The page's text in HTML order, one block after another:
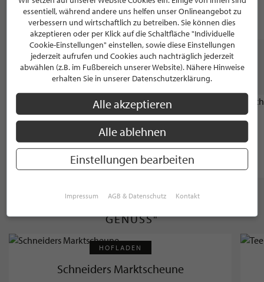
Weingut Adenauer Weingut Nelles
WEITERE STILPUNKTE GANZ IN DER NÄHE
VON "AHR-VINOTHEK - AHRWEINDEPOT"
GOLDSCHMIED
Goldschmiedeatelier Petra Hagenau
Bad Neuenahr, 5.0 / 5.0
GENUSS"
HOFLADEN
Schneiders Marktscheune
essentiell, während andere uns helfen unser Onlineangebot zu
verbessern und wirtschaftlich zu betreiben. Sie können dies
akzeptieren oder per Klick auf die Schaltfläche "Individuelle
Cookie-Einstellungen" einstellen, sowie diese Einstellungen
jederzeit aufrufen und Cookies auch nachträglich jederzeit
abwählen (z.B. im Fußbereich unserer Website). Nähere Hinweise
erhalten Sie in unserer Datenschutzerklärung.
Alle akzeptieren
Alle ablehnen
Einstellungen bearbeiten
Impressum AGB & Datenschutz Kontakt